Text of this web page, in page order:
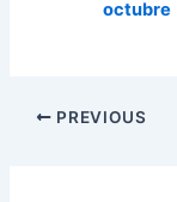
octubre
PREVIOUS